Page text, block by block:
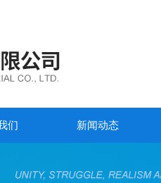
们 新闻动态